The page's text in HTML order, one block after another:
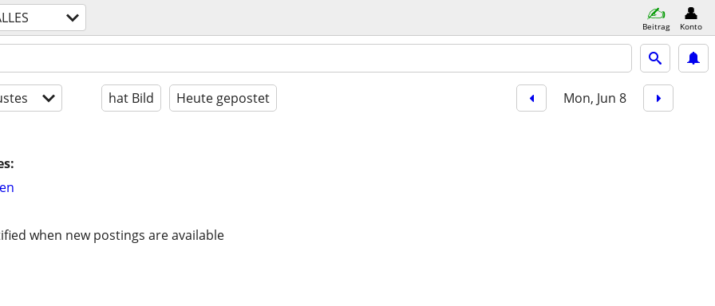
Beitrag Konto
hat Bild Heute gepostet Mon, Jun 8
when new postings are available